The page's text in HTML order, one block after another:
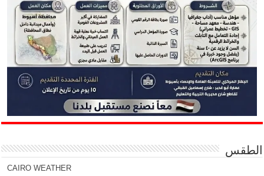
الطقس
CAIRO WEATHER